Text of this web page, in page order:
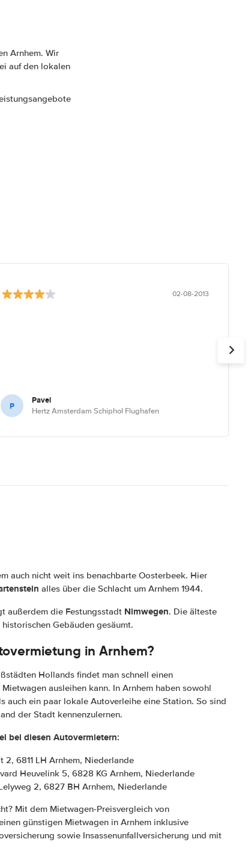
Arnhem. Wir
auf den lokalen
02-08-2013
P Pavel
Hertz Amsterdam Schiphol Flughafen
auch nicht weit ins benachbarte Oosterbeek. Hier
alles über die Schlacht um Arnhem 1944.
außerdem die Festungsstadt Nimwegen. Die älteste
Gebäuden gesäumt.
in Arnhem?
Hollands findet man schnell einen
ausleihen kann. In Arnhem haben sowohl
auch ein paar lokale Autoverleihe eine Station. So sind
der Stadt kennenzulernen.
bei diesen Autovermietern:
2, 6811 LH Arnhem, Niederlande
Heuvelink 5, 6828 KG Arnhem, Niederlande
2, 6827 BH Arnhem, Niederlande
Mit dem Mietwagen-Preisvergleich von
günstigen Mietwagen in Arnhem inklusive
sowie Insassenunfallversicherung und mit